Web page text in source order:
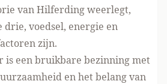
van Hilferding weerlegt,
drie, voedsel, energie en
zijn.
is een bruikbare bezinning met
en het belang van